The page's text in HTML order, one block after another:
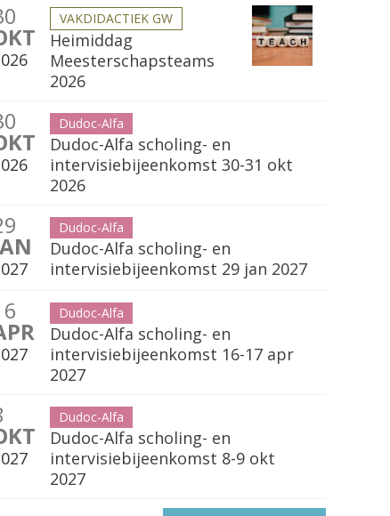
VAKDIDACTIEK GW
Heimiddag
Meesterschapsteams
2026
Dudoc-Alfa
Dudoc-Alfa scholing- en
intervisiebijeenkomst 30-31 okt
2026
Dudoc-Alfa
Dudoc-Alfa scholing- en
intervisiebijeenkomst 29 jan 2027
Dudoc-Alfa
Dudoc-Alfa scholing- en
intervisiebijeenkomst 16-17 apr
2027
Dudoc-Alfa
Dudoc-Alfa scholing- en
intervisiebijeenkomst 8-9 okt
2027